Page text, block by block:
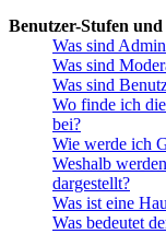
Benutzer-Stufen
Was sind
Was sind
Was sind
Wo finde ich
bei?
Wie werde ich
Weshalb
dargestellt?
Was ist eine
Was bedeutet